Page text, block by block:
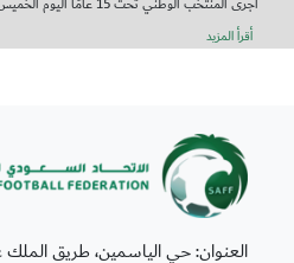
أقرأ المزيد
العنوان: حي الياسمين، طريق الملك